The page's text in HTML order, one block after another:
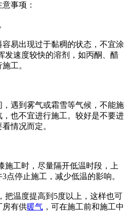
事项：
。
易出现过于黏稠的状态，不宜涂
发速度较快的溶剂，如丙酮、醋
工。
遇到雾气或霜雪等气候，不能施
也不宜进行施工。较好是不要进
情况而定。
工时，尽量隔开低温时段，上
点停止施工，减少低温的影响。
温度提高到5度以上，这样也可
房有供暖气 ，可在施工前和施工中